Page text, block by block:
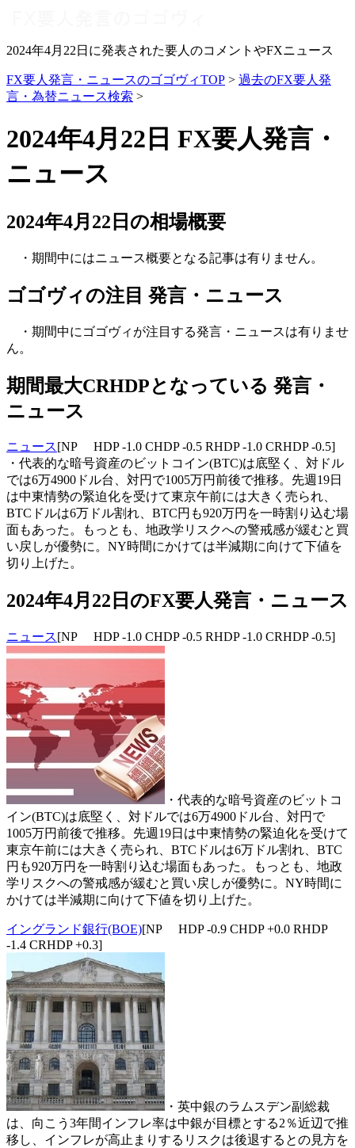
2024年4月22日に発表された要人のコメントやFXニュース
FX要人発言・ニュースのゴゴヴィTOP > 過去のFX要人発
言・為替ニュース検索 >
2024年4月22日 FX要人発言・
ニュース
2024年4月22日の相場概要
・期間中にはニュース概要となる記事は有りません。
ゴゴヴィの注目 発言・ニュース
・期間中にゴゴヴィが注目する発言・ニュースは有りませ
ん。
期間最大CRHDPとなっている 発言・
ニュース
ニュース[NP HDP -1.0 CHDP -0.5 RHDP -1.0 CRHDP -0.5]
・代表的な暗号資産のビットコイン(BTC)は底堅く、対ドル
では6万4900ドル台、対円で1005万円前後で推移。先週19日
は中東情勢の緊迫化を受けて東京午前には大きく売られ、
BTCドルは6万ドル割れ、BTC円も920万円を一時割り込む場
面もあった。もっとも、地政学リスクへの警戒感が緩むと買
い戻しが優勢に。NY時間にかけては半減期に向けて下値を
切り上げた。
2024年4月22日のFX要人発言・ニュース
ニュース[NP HDP -1.0 CHDP -0.5 RHDP -1.0 CRHDP -0.5]
・代表的な暗号資産のビットコ
イン(BTC)は底堅く、対ドルでは6万4900ドル台、対円で
1005万円前後で推移。先週19日は中東情勢の緊迫化を受けて
東京午前には大きく売られ、BTCドルは6万ドル割れ、BTC
円も920万円を一時割り込む場面もあった。もっとも、地政
学リスクへの警戒感が緩むと買い戻しが優勢に。NY時間に
かけては半減期に向けて下値を切り上げた。
イングランド銀行(BOE)[NP HDP -0.9 CHDP +0.0 RHDP
-1.4 CRHDP +0.3]
・英中銀のラムスデン副総裁
は、向こう3年間インフレ率は中銀が目標とする2％近辺で推
移し、インフレが高止まりするリスクは後退するとの見方を